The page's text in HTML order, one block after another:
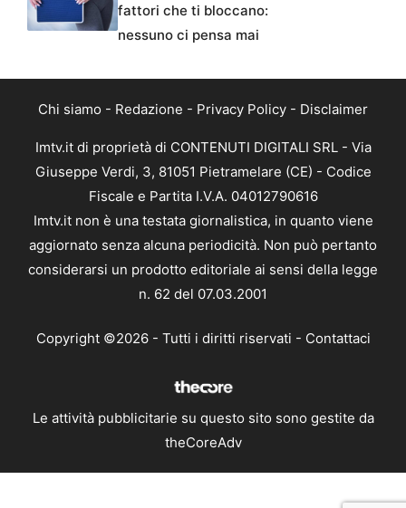
fattori che ti bloccano:
nessuno ci pensa mai
Chi siamo - Redazione - Privacy Policy - Disclaimer
Imtv.it di proprietà di CONTENUTI DIGITALI SRL - Via
Giuseppe Verdi, 3, 81051 Pietramelare (CE) - Codice
Fiscale e Partita I.V.A. 04012790616
Imtv.it non è una testata giornalistica, in quanto viene
aggiornato senza alcuna periodicità. Non può pertanto
considerarsi un prodotto editoriale ai sensi della legge
n. 62 del 07.03.2001
Copyright ©2026 - Tutti i diritti riservati - Contattaci
Le attività pubblicitarie su questo sito sono gestite da
theCoreAdv